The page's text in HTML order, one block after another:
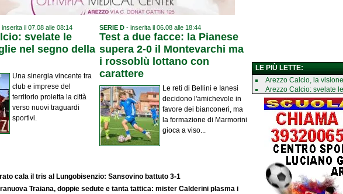
inserita il 07.08 alle 08:14
svelate le
nel segno della
Una sinergia vincente tra
club e imprese del
territorio proietta la città
verso nuovi traguardi
sportivi.
SERIE D - inserita il 06.08 alle 18:44
Test a due facce: la Pianese
supera 2-0 il Montevarchi ma
i rossoblù lottano con
carattere
Le reti di Bellini e Ianesi
decidono l'amichevole in
favore dei bianconeri, ma
la formazione di Marmorini
gioca a viso...
cala il tris al Lungobisenzio: Sansovino battuto 3-1
Traiana, doppie sedute e tanta tattica: mister Calderini plasma i
LE PIÙ LETTE:
Arezzo Calcio, la
Arezzo Calcio: svelate